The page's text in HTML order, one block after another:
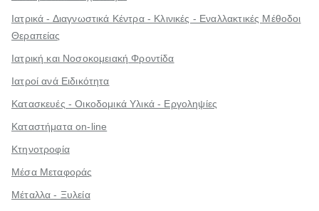
Ιατρικά - Διαγνωστικά Κέντρα - Κλινικές - Εναλλακτικές Μέθοδοι
Θεραπείας
Ιατρική και Νοσοκομειακή Φροντίδα
Ιατροί ανά Ειδικότητα
Κατασκευές - Οικοδομικά Υλικά - Εργοληψίες
Καταστήματα on-line
Κτηνοτροφία
Μέσα Μεταφοράς
Μέταλλα - Ξυλεία